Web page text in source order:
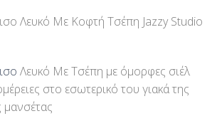
Λευκό Με Κοφτή Τσέπη Jazzy Studio
Λευκό Με Τσέπη με όμορφες σιέλ
στο εσωτερικό του γιακά της
μανσέτας